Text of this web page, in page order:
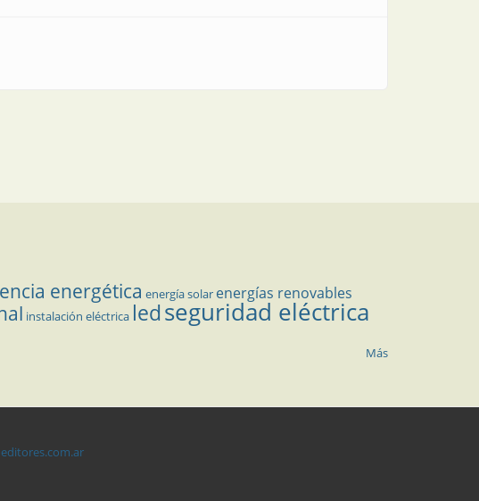
energética energía solar energías renovables
instalación eléctrica ledseguridad eléctrica
Más